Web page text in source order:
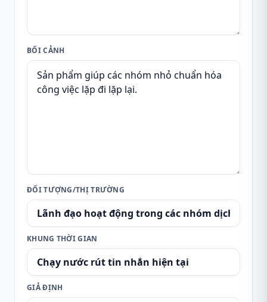
BỐI CẢNH
ĐỐI TƯỢNG/THỊ TRƯỜNG
KHUNG THỜI GIAN
GIẢ ĐỊNH